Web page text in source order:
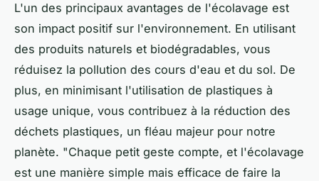
L'un des principaux avantages de l'écolavage est
son impact positif sur l'environnement. En utilisant
des produits naturels et biodégradables, vous
réduisez la pollution des cours d'eau et du sol. De
plus, en minimisant l'utilisation de plastiques à
usage unique, vous contribuez à la réduction des
déchets plastiques, un fléau majeur pour notre
planète. "Chaque petit geste compte, et l'écolavage
est une manière simple mais efficace de faire la